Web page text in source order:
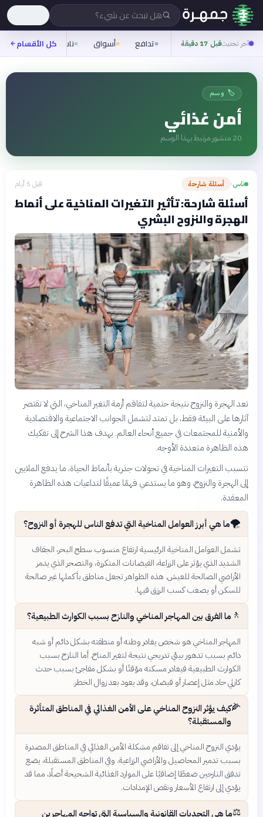
هل تبحث عن شيء؟
آخر تحديثقبل 17 دقيقة تدافع أسواق ناس روح
كل الأقسام
🏷️ وسم
أمن غذائي
20 منشور مرتبط بهذا الوسم
ناس› أسئلة شارحة قبل 5 أيام
أسئلة شارحة: تأثير التغيرات المناخية على أنماط
الهجرة والنزوح البشري
تعد الهجرة والنزوح نتيجة حتمية لتفاقم أزمة التغير المناخي، التي لا تقتصر
آثارها على البيئة فقط، بل تمتد لتشمل الجوانب الاجتماعية والاقتصادية
والأمنية للمجتمعات في جميع أنحاء العالم. يهدف هذا الشرح إلى تفكيك
هذه الظاهرة متعددة الأوجه.
تتسبب التغيرات المناخية في تحولات جذرية بأنماط الحياة، ما يدفع الملايين
إلى الهجرة والنزوح، وهو ما يستدعي فهمًا عميقًا لتداعيات هذه الظاهرة
المعقدة.
🌪️ما هي أبرز العوامل المناخية التي تدفع الناس للهجرة أو النزوح؟
تشمل العوامل المناخية الرئيسية ارتفاع منسوب سطح البحر، الجفاف
الشديد الذي يؤثر على الزراعة، الفيضانات المتكررة، والتصحر الذي يدمر
الأراضي الصالحة للعيش. هذه الظواهر تجعل مناطق بأكملها غير صالحة
للسكن أو يصعب كسب الرزق فيها.
🚶 ما الفرق بين المهاجر المناخي والنازح بسبب الكوارث الطبيعية؟
المهاجر المناخي هو شخص يغادر وطنه أو منطقته بشكل دائم أو شبه
دائم بسبب تدهور بيئي تدريجي نتيجة لتغير المناخ. أما النازح بسبب
الكوارث الطبيعية فيغادر مسكنه مؤقتًا أو بشكل مفاجئ بسبب حدث
كارثي حاد مثل إعصار أو فيضان، وقد يعود بعد زوال الخطر.
🌽كيف يؤثر النزوح المناخي على الأمن الغذائي في المناطق المتأثرة
والمستقبلة؟
يؤدي النزوح المناخي إلى تفاقم مشكلة الأمن الغذائي في المناطق المصدرة
بسبب تدمير المحاصيل والأراضي الزراعية. وفي المناطق المستقبلة، يضع
تدفق النازحين ضغطًا إضافيًا على الموارد الغذائية الشحيحة أصلًا، مما قد
يؤدي إلى ارتفاع الأسعار ونقص الإمدادات.
⚖️ما هي التحديات القانونية والسياسية التي تواجه المهاجرين